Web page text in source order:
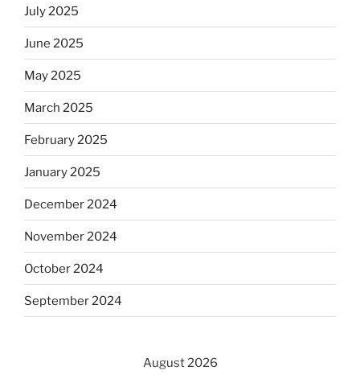
July 2025
June 2025
May 2025
March 2025
February 2025
January 2025
December 2024
November 2024
October 2024
September 2024
August 2026